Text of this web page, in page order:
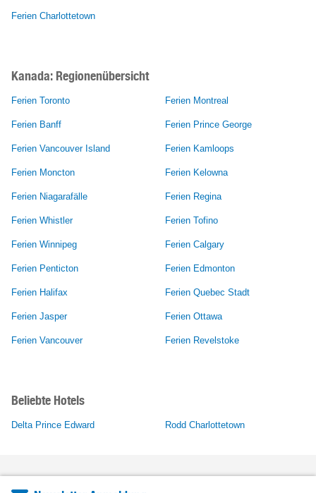
Ferien Charlottetown
Kanada: Regionenübersicht
Ferien Toronto Ferien Montreal
Ferien Banff Ferien Prince George
Ferien Vancouver Island Ferien Kamloops
Ferien Moncton Ferien Kelowna
Ferien Niagarafälle Ferien Regina
Ferien Whistler Ferien Tofino
Ferien Winnipeg Ferien Calgary
Ferien Penticton Ferien Edmonton
Ferien Halifax Ferien Quebec Stadt
Ferien Jasper Ferien Ottawa
Ferien Vancouver Ferien Revelstoke
Beliebte Hotels
Delta Prince Edward Rodd Charlottetown